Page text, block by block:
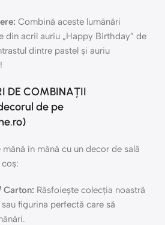
Combină aceste lumânări
din acril auriu „Happy Birthday” de
dintre pastel și auriu
DE COMBINAȚII
de pe
în mână cu un decor de sală
Carton: Răsfoiește colecția noastră
figurina perfectă care să